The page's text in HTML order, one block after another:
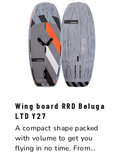
Wing board RRD Beluga
LTD Y27
A compact shape packed
with volume to get you
flying in no time. From